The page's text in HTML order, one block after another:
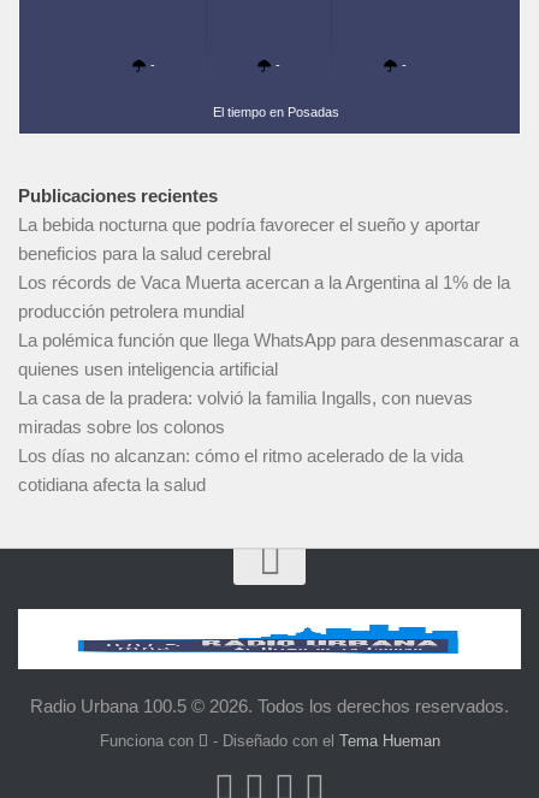
- - -
El tiempo en Posadas
Publicaciones recientes
La bebida nocturna que podría favorecer el sueño y aportar
beneficios para la salud cerebral
Los récords de Vaca Muerta acercan a la Argentina al 1% de la
producción petrolera mundial
La polémica función que llega WhatsApp para desenmascarar a
quienes usen inteligencia artificial
La casa de la pradera: volvió la familia Ingalls, con nuevas
miradas sobre los colonos
Los días no alcanzan: cómo el ritmo acelerado de la vida
cotidiana afecta la salud
Radio Urbana 100.5 © 2026. Todos los derechos reservados.
Funciona con - Diseñado con el Tema Hueman